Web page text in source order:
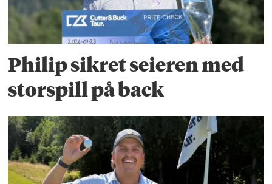
Philip sikret seieren med
storspill på back